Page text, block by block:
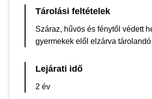
Tárolási feltételek
Száraz, hűvös és fénytől védett
gyermekek elől elzárva tárolandó
Lejárati idő
2 év